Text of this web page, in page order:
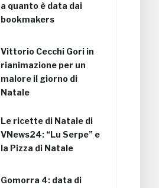
a quanto è data dai
bookmakers
Vittorio Cecchi Gori in
rianimazione per un
malore il giorno di
Natale
Le ricette di Natale di
VNews24: “Lu Serpe” e
la Pizza di Natale
Gomorra 4: data di